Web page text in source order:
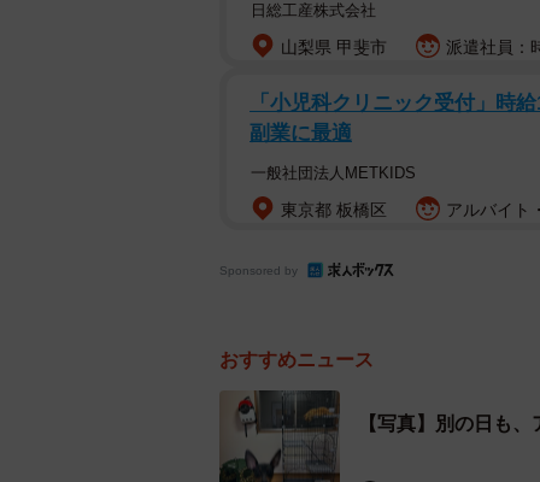
日総工産株式会社
山梨県 甲斐市 派遣社員：
「小児科クリニック受付」時
副業に最適
一般社団法人METKIDS
東京都 板橋区 アルバイト
Sponsored by
おすすめニュース
【写真】別の日も